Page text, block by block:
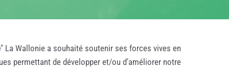
" La Wallonie a souhaité soutenir ses forces vives en
permettant de développer et/ou d’améliorer notre